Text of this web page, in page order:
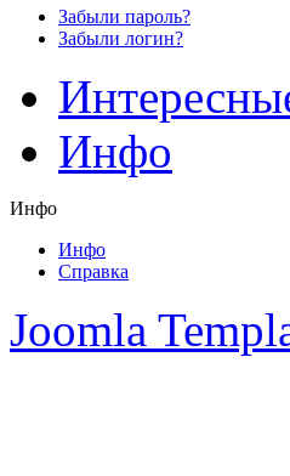
Забыли пароль?
Забыли логин?
Инфо
Инфо
Инфо
Справка
Joomla